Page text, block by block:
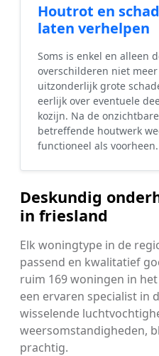
Houtrot en
laten verhelpen
Soms is enkel en alleen
overschilderen niet
uitzonderlijk grote
eerlijk over eventuele
kozijn. Na de
betreffende houtwerk
functioneel als voorheen.
Deskundig
in friesland
Elk woningtype in de
passend en kwalitatief
ruim 169 woningen in
een ervaren specialist in
wisselende
weersomstandigheden,
prachtig.